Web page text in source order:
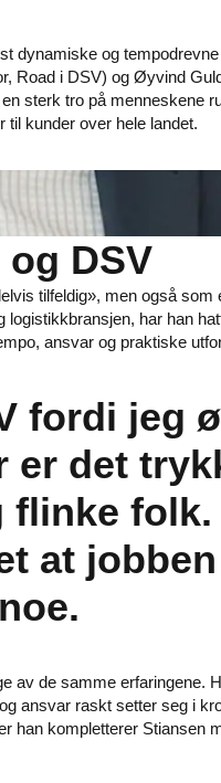
dynamiske og
Road i DSV) og Øyvind
sterk tro på menneskene
kunder over hele landet.
DSV
tilfeldig», men også
har han
ansvar og praktiske
fordi jeg
er det
flinke
at
av de samme erfaringene.
ansvar raskt setter seg i
han kompletterer